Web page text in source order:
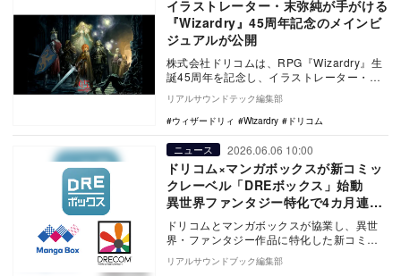
イラストレーター・末弥純が手がける
『Wizardry』45周年記念のメインビ
ジュアルが公開
株式会社ドリコムは、RPG『Wizardry』生
誕45周年を記念し、イラストレーター・末
弥純が手がけたメインビジュアルを公開。
『…
リアルサウンドテック編集部
ウィザードリィ
Wizardry ドリコム
ニュース 2026.06.06 10:00
ドリコム×マンガボックスが新コミッ
クレーベル「DREボックス」始動
異世界ファンタジー特化で4カ月連続
新作配信
ドリコムとマンガボックスが協業し、異世
界・ファンタジー作品に特化した新コミッ
クレーベル「DREボックス」を6月6日に始
動。DRE…
リアルサウンドブック編集部